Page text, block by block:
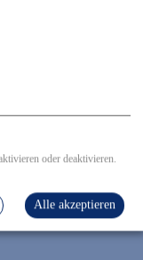
oder deaktivieren.
Alle akzeptieren
150€